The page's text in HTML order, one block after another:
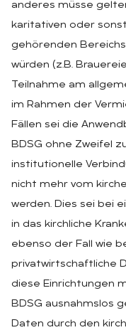
anderes müsse
karitativen oder
gehörenden
würden (z.B.
Teilnahme am
im Rahmen der
Fällen sei die
BDSG ohne Zweifel
institutionelle
nicht mehr vom
werden. Dies sei bei
in das kirchliche
ebenso der Fall wie
privatwirtschaftliche
diese Einrichtungen
BDSG ausnahmslos
Daten durch den